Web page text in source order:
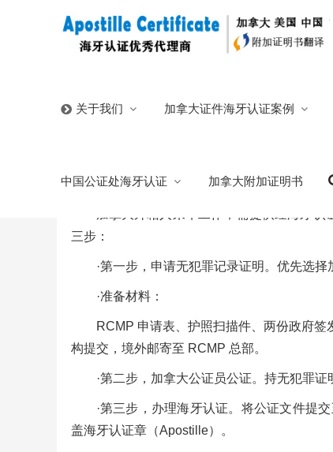
关于我们 加拿大证件海牙认证案例
中国公证处海牙认证 加拿大附加证明书
2026/05/15 分类: 官方博客 视频中心 117
三步：
·第一步，申请无犯罪记录证明。优先选
·准备材料：
RCMP 申请表、护照扫描件、两份政府
构提交，境外邮寄至 RCMP 总部。
·第二步，加拿大公证员公证。持无犯罪
·第三步，办理海牙认证。将公证文件提
盖海牙认证章（Apostille）。